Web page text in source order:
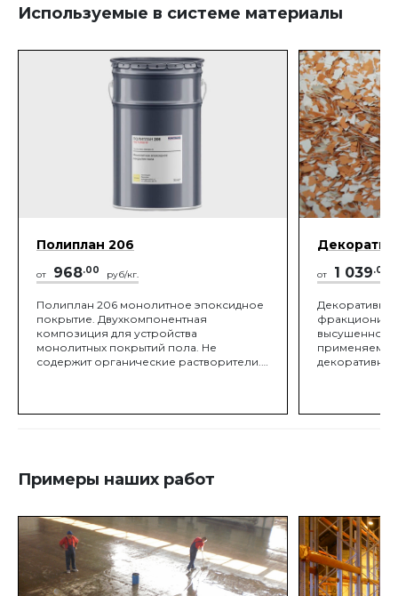
Используемые в системе материалы
Полиплан 206
от 968.00 руб/кг.
Полиплан 206 монолитное эпоксидное
покрытие. Двухкомпонентная
композиция для устройства
монолитных покрытий пола. Не
содержит органические растворители.
от 1 039.00
высушенной
применяемые
Примеры наших работ